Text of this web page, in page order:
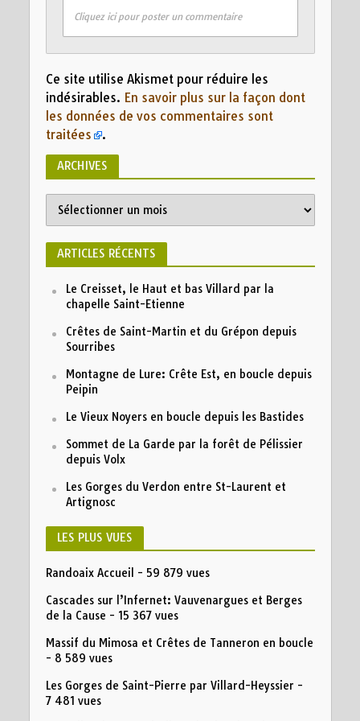
Cliquez ici pour poster un commentaire
Ce site utilise Akismet pour réduire les
indésirables. En savoir plus sur la façon dont
les données de vos commentaires sont
traitées
.
ARCHIVES
ARTICLES RÉCENTS
Le Creisset, le Haut et bas Villard par la
chapelle Saint-Etienne
Crêtes de Saint-Martin et du Grépon depuis
Sourribes
Montagne de Lure: Crête Est, en boucle depuis
Peipin
Le Vieux Noyers en boucle depuis les Bastides
Sommet de La Garde par la forêt de Pélissier
depuis Volx
Les Gorges du Verdon entre St-Laurent et
Artignosc
LES PLUS VUES
Randoaix Accueil - 59 879 vues
Cascades sur l’Infernet: Vauvenargues et Berges
de la Cause - 15 367 vues
Massif du Mimosa et Crêtes de Tanneron en boucle
- 8 589 vues
Les Gorges de Saint-Pierre par Villard-Heyssier -
7 481 vues